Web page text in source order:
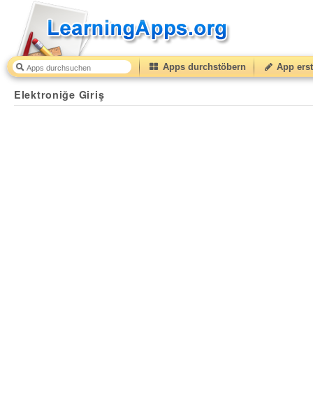
Apps durchstöbern App
Elektroniğe Giriş